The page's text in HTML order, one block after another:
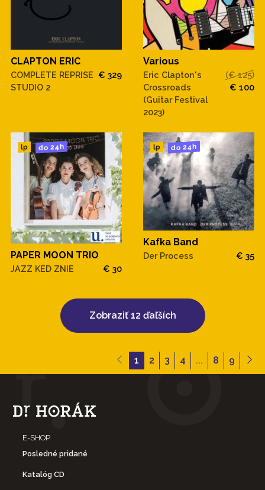
CLAPTON ERIC
COMPLETE REPRISE
STUDIO 2
€ 329
Various
Eric Clapton's
Crossroads
(Guitar Festival
2023)
(€ 125)
€ 100
lp do 24h
PAPER MOON TRIO
JAZZ KED ZNIE € 30
lp do 24h
Kafka Band
Der Process € 35
Zobraziť 12 ďaľších
1 2 3 4 ... 8 9
E-SHOP
Posledné pridané
Katalóg CD